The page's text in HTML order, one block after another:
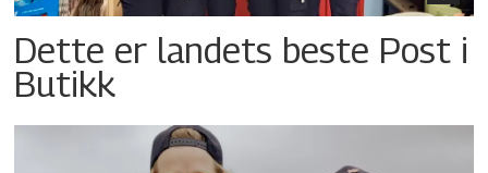
Dette er landets beste Post i
Butikk